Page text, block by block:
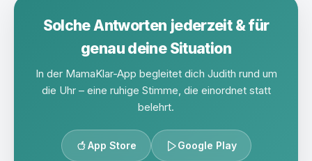
Solche Antworten jederzeit & für
genau deine Situation
In der MamaKlar-App begleitet dich Judith rund um
die Uhr – eine ruhige Stimme, die einordnet statt
belehrt.
App Store Google Play